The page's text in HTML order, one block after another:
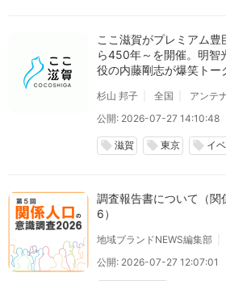
ここ滋賀がプレミアム
ら450年～を開催。明智
役の内藤剛志が爆笑トー
杉山 邦子 全国
アンテ
公開: 2026-07-27 14:10:48
local_offer 滋賀 local_offer 東京 local_offer イ
調査報告書について（
6）
地域ブランドNEWS編集部
公開: 2026-07-27 12:07:01